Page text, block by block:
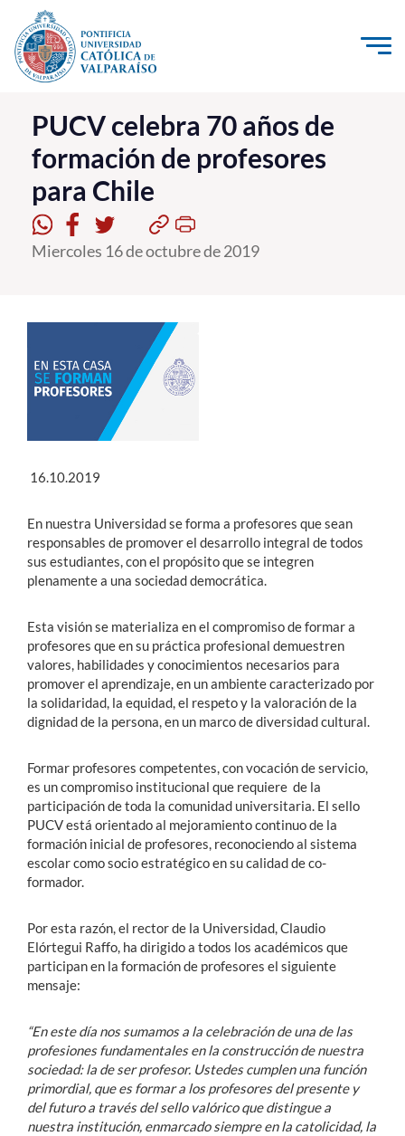
Click acá para ir directamente al contenido
La Universidad
Investigación, Creación e Innovación
PUCV Internacional
Vinculación con el Medio
Pregrado
Postgrado
Formación Continua
Funcionarios
Alumni
English
PUCV celebra 70 años de
formación de profesores
para Chile
Miercoles 16 de octubre de 2019
16.10.2019
En nuestra Universidad se forma a profesores que sean
responsables de promover el desarrollo integral de todos
sus estudiantes, con el propósito que se integren
plenamente a una sociedad democrática.
Esta visión se materializa en el compromiso de formar a
profesores que en su práctica profesional demuestren
valores, habilidades y conocimientos necesarios para
promover el aprendizaje, en un ambiente caracterizado por
la solidaridad, la equidad, el respeto y la valoración de la
dignidad de la persona, en un marco de diversidad cultural.
Formar profesores competentes, con vocación de servicio,
es un compromiso institucional que requiere de la
participación de toda la comunidad universitaria. El sello
PUCV está orientado al mejoramiento continuo de la
formación inicial de profesores, reconociendo al sistema
escolar como socio estratégico en su calidad de co-
formador.
Por esta razón, el rector de la Universidad, Claudio
Elórtegui Raffo, ha dirigido a todos los académicos que
participan en la formación de profesores el siguiente
mensaje:
“En este día nos sumamos a la celebración de una de las
profesiones fundamentales en la construcción de nuestra
sociedad: la de ser profesor. Ustedes cumplen una función
primordial, que es formar a los profesores del presente y
del futuro a través del sello valórico que distingue a
nuestra institución, enmarcado siempre en la catolicidad, la